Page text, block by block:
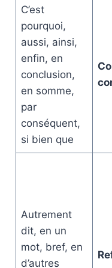
C’est
pourquoi,
aussi, ainsi,
enfin, en
conclusion,
en somme,
par
conséquent,
si bien que
Autrement
dit, en un
mot, bref, en
d’autres